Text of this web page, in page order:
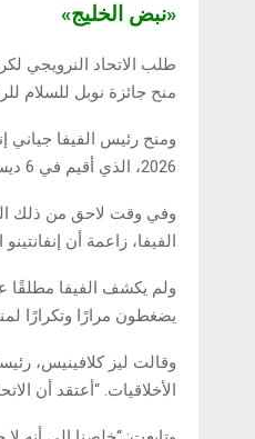
«نبض الخليج»
طلب الاتحاد النرويجي
منح جائزة نوبل للسلام
ومنح رئيس الفيفا جياني
2026، الذي أقيم في 6 ديسمبر/كانون الأول الماضي.
الفيفا، زاعمة أن
ولم يكشف الفيفا مطلقًا
يضغطون مرارًا وتكرارًا
وقالت ليز كلافينيس،
الأخلاقيات. “أعتقد أن